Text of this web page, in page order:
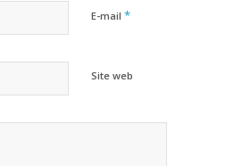
E-mail *
Site web